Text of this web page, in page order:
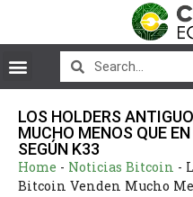
LOS HOLDERS
MUCHO MENOS QUE
SEGÚN K33
Home - Noticias Bitcoin -
Bitcoin Venden Mucho